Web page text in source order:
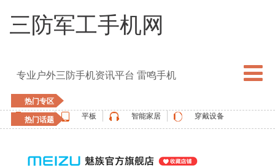
三防军工手机网
专业户外三防手机资讯平台 雷鸣手机
热门专区
手机
平板 智能家居 穿戴设备
热门话题